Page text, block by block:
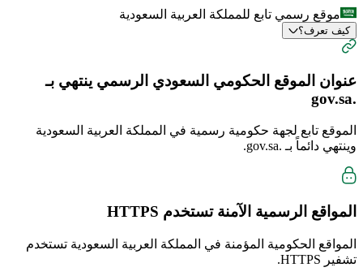
موقع رسمي تابع للمملكة العربية السعودية
كيف تعرف؟
عنوان الموقع الحكومي السعودي الرسمي ينتهي بـ
.gov.sa
الموقع تابع لجهة حكومية رسمية في المملكة العربية السعودية
وينتهي دائماً بـ .gov.sa
.
المواقع الرسمية الآمنة تستخدم HTTPS
المواقع الحكومية المؤمنة في المملكة العربية السعودية تستخدم
تشفير HTTPS.